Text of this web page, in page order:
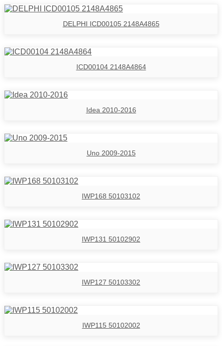
DELPHI ICD00105 2148A4865
ICD00104 2148A4864
Idea 2010-2016
Uno 2009-2015
IWP168 50103102
IWP131 50102902
IWP127 50103302
IWP115 50102002